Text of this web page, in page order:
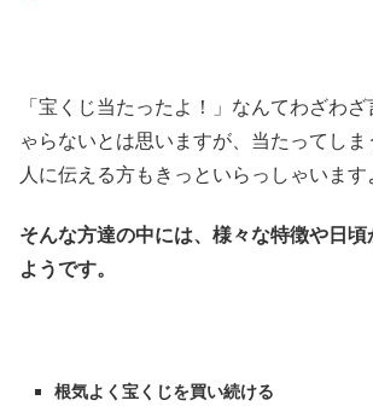
「宝くじ当たったよ！」なんてわざわ
ゃらないとは思いますが、当たってしま
人に伝える方もきっといらっしゃいます
そんな方達の中には、様々な特徴や日
ようです。
根気よく宝くじを買い続ける